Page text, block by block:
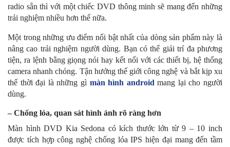
radio sẵn thì với một chiếc DVD thông minh sẽ mang đến những
trải nghiệm nhiều hơn thế nữa.
Một trong những ưu điểm nổi bật nhất của dòng sản phẩm này là
nâng cao trải nghiệm người dùng. Bạn có thể giải trí đa phương
tiện, ra lệnh bằng giọng nói hay kết nối với các thiết bị, hệ thống
camera nhanh chóng. Tận hưởng thế giới công nghệ và bắt kịp xu
thế thời đại là những gì màn hình android mang lại cho người
dùng.
– Chống lóa, quan sát hình ảnh rõ ràng hơn
Màn hình DVD Kia Sedona có kích thước lớn từ 9 – 10 inch
được tích hợp công nghệ chống lóa IPS hiện đại mang đến tầm